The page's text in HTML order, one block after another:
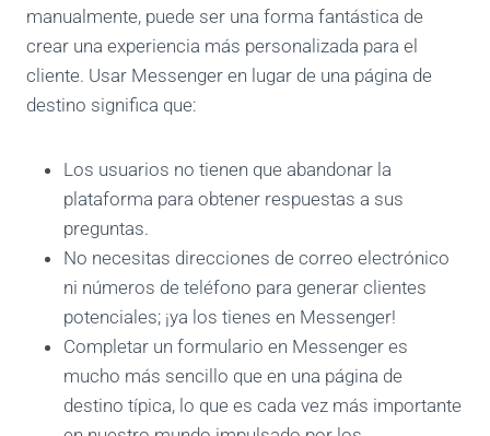
manualmente, puede ser una forma fantástica de
crear una experiencia más personalizada para el
cliente. Usar Messenger en lugar de una página de
destino significa que:
Los usuarios no tienen que abandonar la
plataforma para obtener respuestas a sus
preguntas.
No necesitas direcciones de correo electrónico
ni números de teléfono para generar clientes
potenciales; ¡ya los tienes en Messenger!
Completar un formulario en Messenger es
mucho más sencillo que en una página de
destino típica, lo que es cada vez más importante